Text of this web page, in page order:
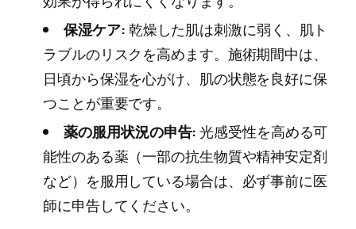
保湿ケア:乾燥した肌は刺激に弱く、肌ト
ラブルのリスクを高めます。施術期間中は、
日頃から保湿を心がけ、肌の状態を良好に保
つことが重要です。
薬の服用状況の申告:光感受性を高める可
能性のある薬（一部の抗生物質や精神安定剤
など）を服用している場合は、必ず事前に医
師に申告してください。